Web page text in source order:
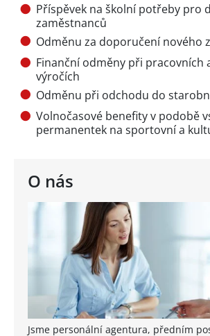
O nás
Jsme personální agentura, předním
Příspěvek na školní potřeby pro
zaměstnanců
Odměnu za doporučení nového
Finanční odměny při pracovních
výročích
Odměnu při odchodu do
Volnočasové benefity v podobě
permanentek na sportovní a